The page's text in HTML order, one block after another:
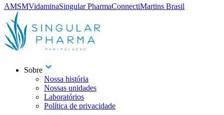
AMSMVidaminaSingular PharmaConnectiMartins Brasil
Sobre
Nossa história
Nossas unidades
Laboratórios
Política de privacidade